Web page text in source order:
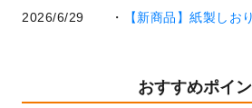
2026/6/29
【新商品】紙製しおり
業効率を上げる便利
開いたしました。
おすすめポイ